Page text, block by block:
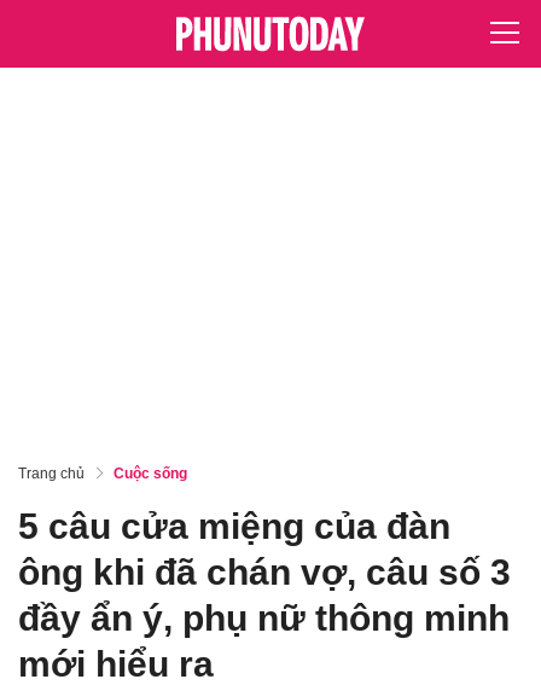
Trang chủ Cuộc sống
5 câu cửa miệng của đàn
ông khi đã chán vợ, câu số 3
đầy ẩn ý, phụ nữ thông minh
mới hiểu ra